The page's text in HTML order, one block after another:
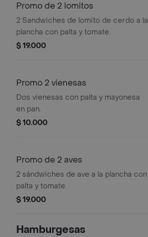
Promo de 2 lomitos
2 Sandwiches de lomito de cerdo a la
plancha con palta y tomate.
$ 19.000
Promo 2 vienesas
Dos vienesas con palta y mayonesa
en pan.
$ 10.000
Promo de 2 aves
2 sándwiches de ave a la plancha con
palta y tomate.
$ 19.000
Hamburgesas